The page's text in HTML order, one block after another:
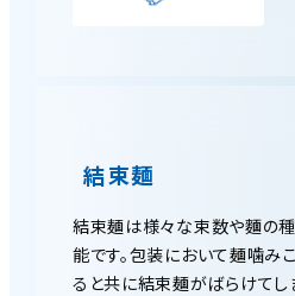
結束麺
結束麺は様々な束数や麵の
能です。包装において麺噛み
ると共に結束麺がばらけてし